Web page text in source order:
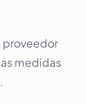
proveedor
medidas